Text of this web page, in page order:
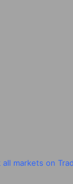
all markets on